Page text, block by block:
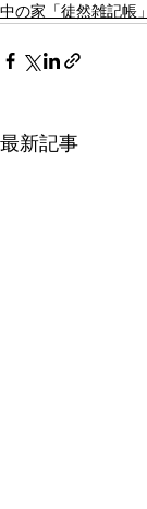
中の家「徒然雑記帳」
最新記事